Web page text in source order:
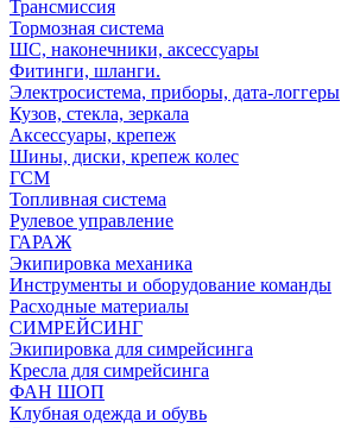
Трансмиссия
Тормозная система
ШС, наконечники, аксессуары
Фитинги, шланги.
Электросистема, приборы, дата-логгеры
Кузов, стекла, зеркала
Аксессуары, крепеж
Шины, диски, крепеж колес
ГСМ
Топливная система
Рулевое управление
ГАРАЖ
Экипировка механика
Инструменты и оборудование команды
Расходные материалы
СИМРЕЙСИНГ
Экипировка для симрейсинга
Кресла для симрейсинга
ФАН ШОП
Клубная одежда и обувь